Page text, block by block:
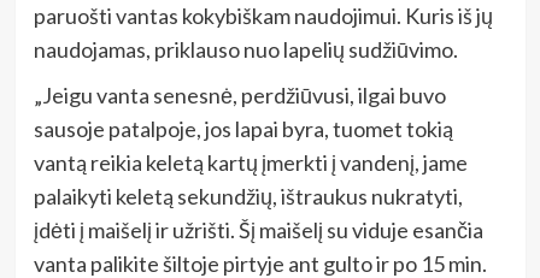
paruošti vantas kokybiškam naudojimui. Kuris iš jų
naudojamas, priklauso nuo lapelių sudžiūvimo.
„Jeigu vanta senesnė, perdžiūvusi, ilgai buvo
sausoje patalpoje, jos lapai byra, tuomet tokią
vantą reikia keletą kartų įmerkti į vandenį, jame
palaikyti keletą sekundžių, ištraukus nukratyti,
įdėti į maišelį ir užrišti. Šį maišelį su viduje esančia
vanta palikite šiltoje pirtyje ant gulto ir po 15 min.